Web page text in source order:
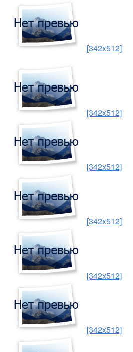
[342x512]
[342x512]
[342x512]
[342x512]
[342x512]
[342x512]